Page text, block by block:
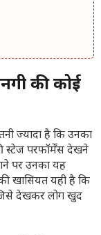
की कोई
ज्यादा है कि उनका
स्टेज परफॉर्मेंस देखने
पर उनका यह
खासियत यही है कि
देखकर लोग खुद